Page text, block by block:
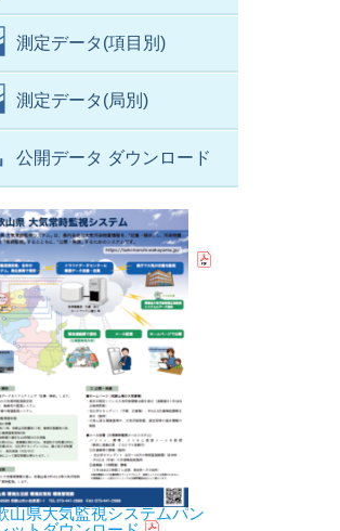
測定データ(項目別)
測定データ(局別)
公開データ ダウンロード
山県大気監視システムパン